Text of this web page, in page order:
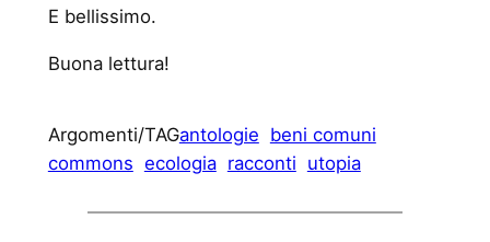
E bellissimo.
Buona lettura!
Argomenti/TAGantologie beni comuni
commons ecologia racconti utopia